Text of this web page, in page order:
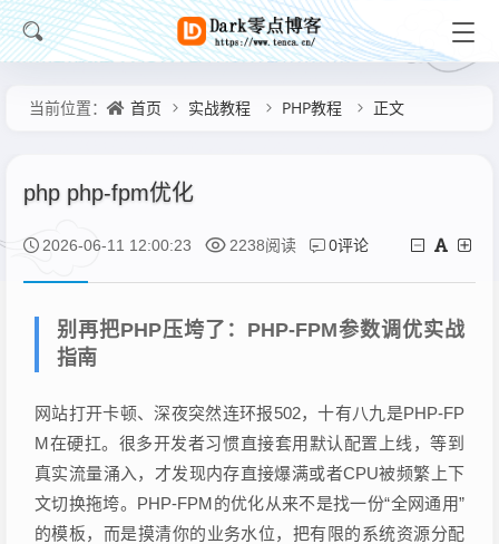
当前位置： 首页 实战教程 PHP教程 正文
php php-fpm优化
2026-06-11 12:00:23 2238阅读 0评论
别再把PHP压垮了：PHP-FPM参数调优实战
指南
网站打开卡顿、深夜突然连环报502，十有八九是PHP-FP
M在硬扛。很多开发者习惯直接套用默认配置上线，等到
真实流量涌入，才发现内存直接爆满或者CPU被频繁上下
文切换拖垮。PHP-FPM的优化从来不是找一份“全网通用”
的模板，而是摸清你的业务水位，把有限的系统资源分配